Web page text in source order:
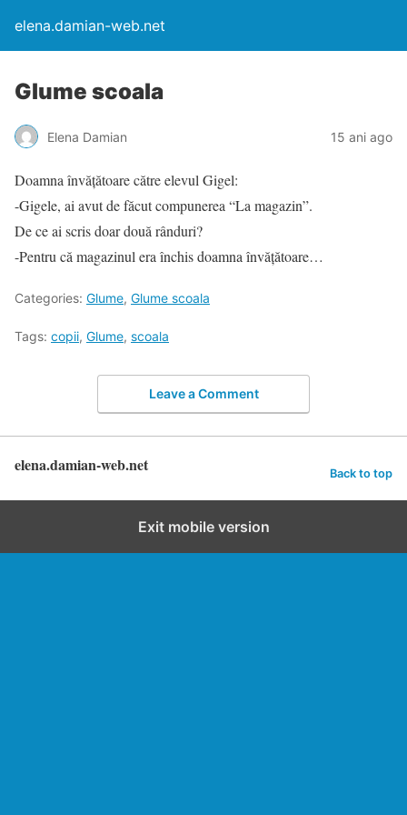
elena.damian-web.net
Glume scoala
Elena Damian 15 ani ago
Doamna învăţătoare către elevul Gigel:
-Gigele, ai avut de făcut compunerea “La magazin”.
De ce ai scris doar două rânduri?
-Pentru că magazinul era închis doamna învăţătoare…
Categories: Glume, Glume scoala
Tags: copii, Glume, scoala
Leave a Comment
elena.damian-web.net Back to top
Exit mobile version